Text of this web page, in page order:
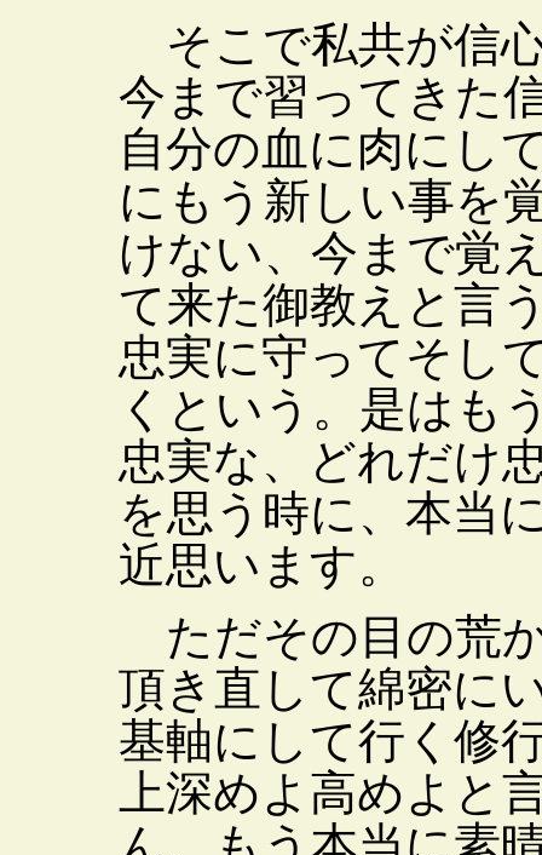
そこで私共が信
今まで習ってきた
自分の血に肉にし
にもう新しい事を
けない、今まで覚
て来た御教えと言
忠実に守ってそし
くという。是はも
忠実な、どれだけ
を思う時に、本当
近思います。
ただその目の荒
頂き直して綿密に
基軸にして行く修
上深めよ高めよと
ん。もう本当に素